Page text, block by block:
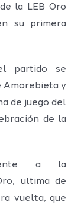
la LEB Oro
su primera
partido se
Amorebieta y
de juego del
de la
a la
ultima de
vuelta, que